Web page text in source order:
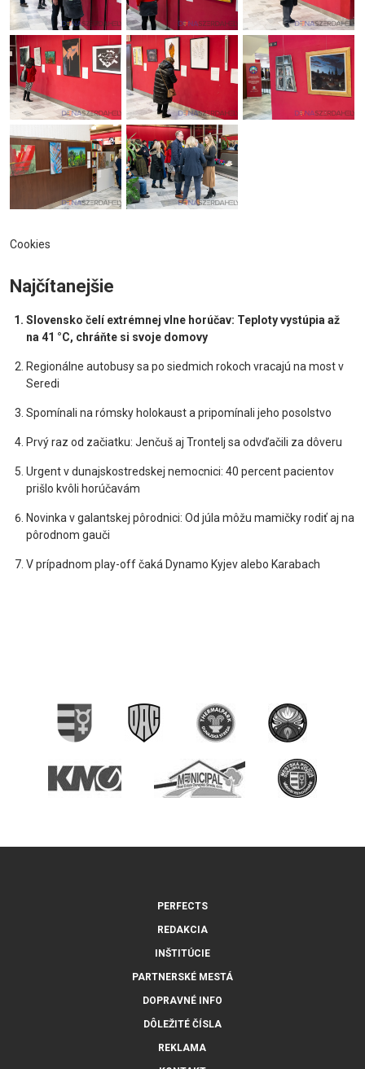
Cookies
Najčítanejšie
Slovensko čelí extrémnej vlne horúčav: Teploty vystúpia až
na 41 °C, chráňte si svoje domovy
Regionálne autobusy sa po siedmich rokoch vracajú na most v
Seredi
Spomínali na rómsky holokaust a pripomínali jeho posolstvo
Prvý raz od začiatku: Jenčuš aj Trontelj sa odvďačili za dôveru
Urgent v dunajskostredskej nemocnici: 40 percent pacientov
prišlo kvôli horúčavám
Novinka v galantskej pôrodnici: Od júla môžu mamičky rodiť aj na
pôrodnom gauči
V prípadnom play-off čaká Dynamo Kyjev alebo Karabach
PERFECTS
REDAKCIA
INŠTITÚCIE
PARTNERSKÉ MESTÁ
DOPRAVNÉ INFO
DÔLEŽITÉ ČÍSLA
REKLAMA